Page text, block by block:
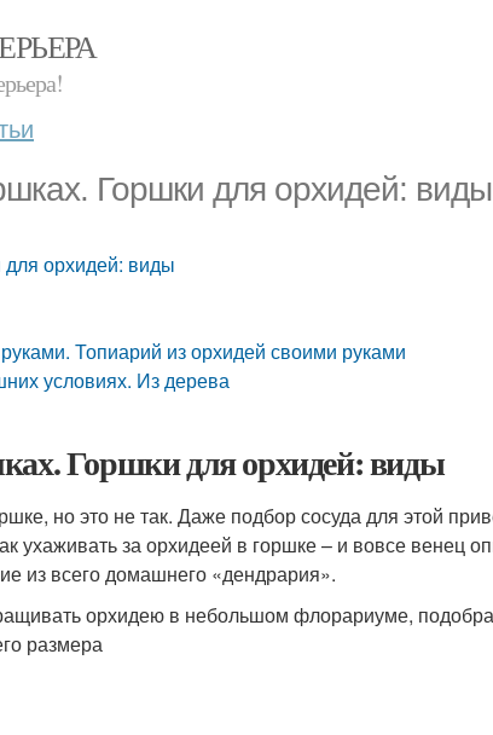
Горшки для орхидей: виды
для орхидей: виды
Топиарий из орхидей своими руками
условиях. Из дерева
Горшки для орхидей: виды
но это не так. Даже подбор сосуда для этой
ухаживать за орхидеей в горшке – и вовсе венец
из всего домашнего «дендрария».
орхидею в небольшом флорариуме,
размера